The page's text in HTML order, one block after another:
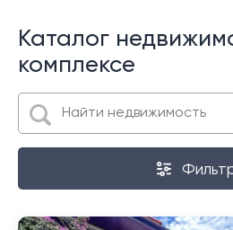
Каталог
комплексе